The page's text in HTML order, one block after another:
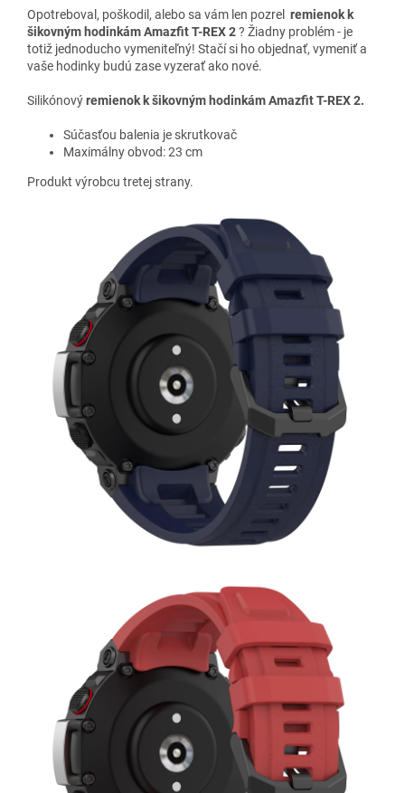
Opotreboval, poškodil, alebo sa vám len pozrel remienok k
šikovným hodinkám Amazfit T-REX 2? Žiadny problém - je
totiž jednoducho vymeniteľný! Stačí si ho objednať, vymeniť a
vaše hodinky budú zase vyzerať ako nové.
Silikónovýremienok k šikovným hodinkámAmazfit T-REX 2.
Súčasťou balenia je skrutkovač
Maximálny obvod: 23 cm
Produkt výrobcu tretej strany.